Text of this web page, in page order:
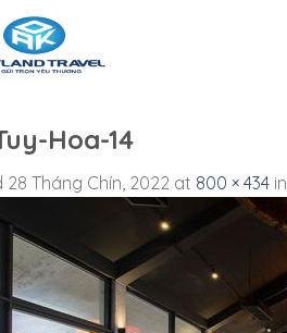
Hoa-14
28 Tháng Chín, 2022 at 800 × 434 in